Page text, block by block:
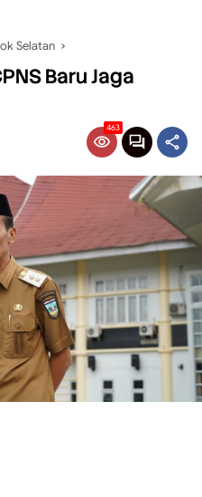
Selatan
Baru Jaga
463